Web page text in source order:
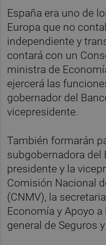
España era uno de
Europa que no
independiente y
contará con un
ministra de
ejercerá las
gobernador del
vicepresidente.
También formarán
subgobernadora del
presidente y la
Comisión Nacional
(CNMV), la
Economía y Apoyo
general de Seguros